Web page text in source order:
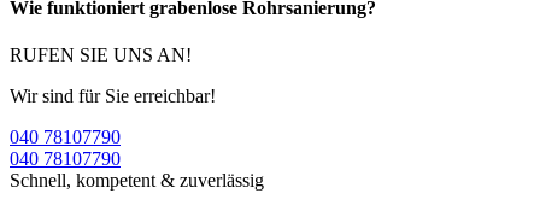
Wie funktioniert grabenlose Rohrsanierung?
RUFEN SIE UNS AN!
Wir sind für Sie erreichbar!
040 78107790
040 78107790
Schnell, kompetent & zuverlässig